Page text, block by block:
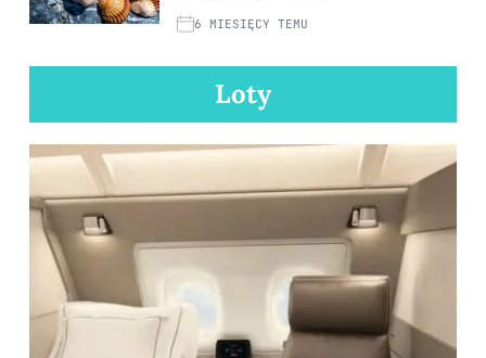
6 MIESIĘCY TEMU
Loty